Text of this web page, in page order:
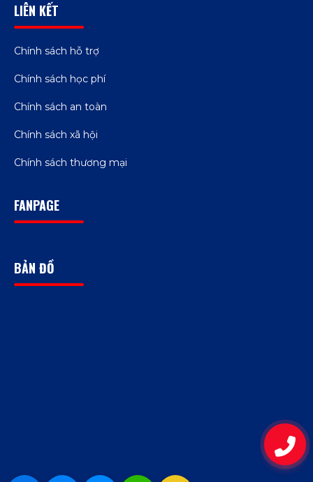
LIÊN KẾT
Chính sách hỗ trợ
Chính sách học phí
Chính sách an toàn
Chính sách xã hội
Chính sách thương mại
FANPAGE
BẢN ĐỒ